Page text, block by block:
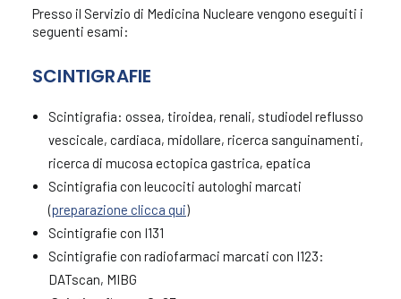
Presso il Servizio di Medicina Nucleare vengono eseguiti i
seguenti esami:
SCINTIGRAFIE
Scintigrafia: ossea, tiroidea, renali, studiodel reflusso
vescicale, cardiaca, midollare, ricerca sanguinamenti,
ricerca di mucosa ectopica gastrica, epatica
Scintigrafia con leucociti autologhi marcati
(preparazione clicca qui)
Scintigrafie con I131
Scintigrafie con radiofarmaci marcati con I123:
DATscan, MIBG